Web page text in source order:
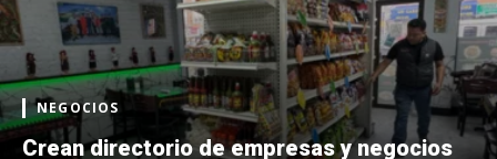
NEGOCIOS
Crean directorio de empresas y negocios